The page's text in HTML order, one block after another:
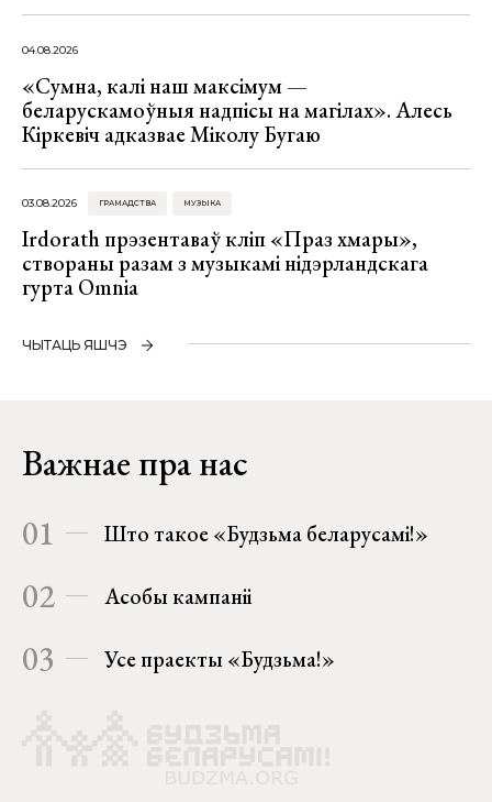
04.08.2026
«Сумна, калі наш максімум —
беларускамоўныя надпісы на магілах». Алесь
Кіркевіч адказвае Міколу Бугаю
03.08.2026 ГРАМАДСТВА МУЗЫКА
Irdorath прэзентаваў кліп «Праз хмары»,
створаны разам з музыкамі нідэрландскага
гурта Omnia
ЧЫТАЦЬ ЯШЧЭ
Важнае пра нас
01 Што такое «Будзьма беларусамі!»
02 Асобы кампаніі
03 Усе праекты «Будзьма!»